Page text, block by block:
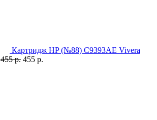
Картридж HP (№88) C9393AE Vivera
455 р. 455 р.